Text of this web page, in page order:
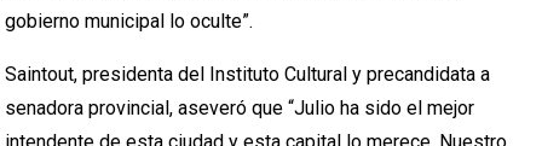
gobierno municipal lo oculte”.
Saintout, presidenta del Instituto Cultural y precandidata a
senadora provincial, aseveró que “Julio ha sido el mejor